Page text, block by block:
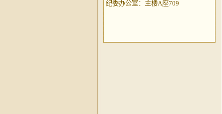
纪委办公室：主楼A座709